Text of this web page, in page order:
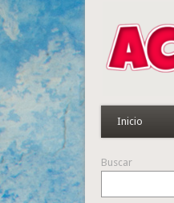
Inicio
Buscar